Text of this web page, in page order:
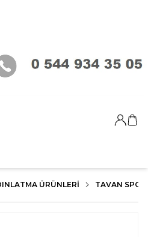
Giriş
ÜRÜNLERI TAVAN SPOT